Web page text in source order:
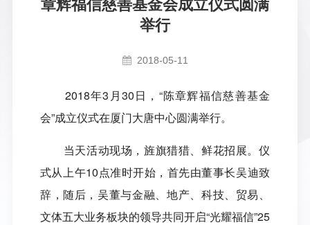
章辉福信慈善基金会成立仪式圆满
举行
2018-05-11
2018年3 月30日， “陈章辉福信慈善基金
会”成立仪式在厦门大唐中心圆满举行。
当天活动现场，旌旗猎猎、鲜花招展。仪
式从上午10点准时开始，首先由董事长吴迪致
辞，随后，吴董与金融、地产、科技、贸易、
文体五大业务板块的领导共同开启“光耀福信”25